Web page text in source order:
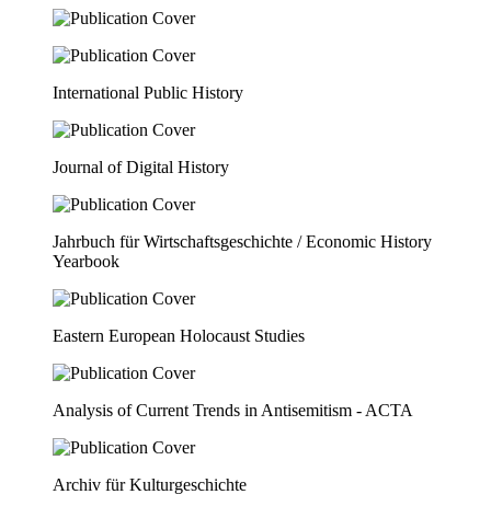
International Public History
Journal of Digital History
Jahrbuch für Wirtschaftsgeschichte / Economic History
Yearbook
Eastern European Holocaust Studies
Analysis of Current Trends in Antisemitism - ACTA
Archiv für Kulturgeschichte